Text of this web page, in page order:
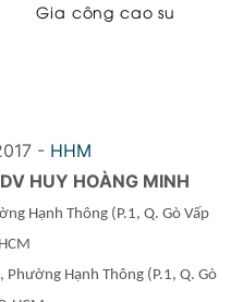
Gia công cao su
- HHM
HUY HOÀNG MINH
Hạnh Thông (P.1, Q. Gò Vấp
Phường Hạnh Thông(P.1, Q. Gò